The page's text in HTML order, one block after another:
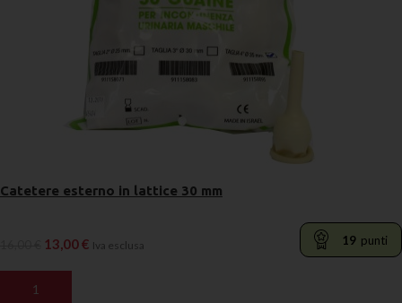
Catetere esterno in lattice 30 mm
13,00€ Iva esclusa 19 punti
AGGIUNGI AL CARRELLO